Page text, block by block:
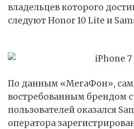
владельцев которого
следуют Honor 10 Lite и
По данным «МегаФон»,
востребованным брендом
пользователей оказался
оператора